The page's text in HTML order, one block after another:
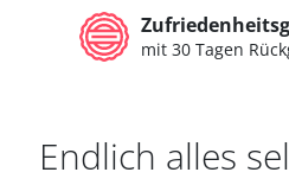
mit 30 Tagen
Endlich alles